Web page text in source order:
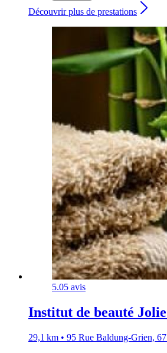
Découvrir plus de prestations
5.05 avis
Institut de beauté Jolie
29,1 km • 95 Rue Baldung-Grien,